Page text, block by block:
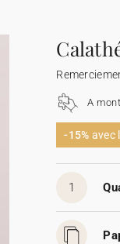
A
-15% avec
1